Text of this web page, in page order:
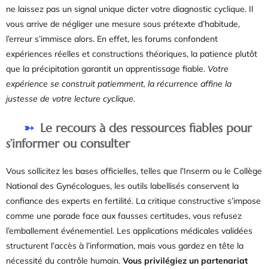
ne laissez pas un signal unique dicter votre diagnostic cyclique. Il
vous arrive de négliger une mesure sous prétexte d’habitude,
l’erreur s’immisce alors. En effet, les forums confondent
expériences réelles et constructions théoriques, la patience plutôt
que la précipitation garantit un apprentissage fiable. Votre
expérience se construit patiemment, la récurrence affine la
justesse de votre lecture cyclique.
Le recours à des ressources fiables pour
s’informer ou consulter
Vous sollicitez les bases officielles, telles que l’Inserm ou le Collège
National des Gynécologues, les outils labellisés conservent la
confiance des experts en fertilité. La critique constructive s’impose
comme une parade face aux fausses certitudes, vous refusez
l’emballement événementiel. Les applications médicales validées
structurent l’accès à l’information, mais vous gardez en tête la
nécessité du contrôle humain. Vous privilégiez un partenariat